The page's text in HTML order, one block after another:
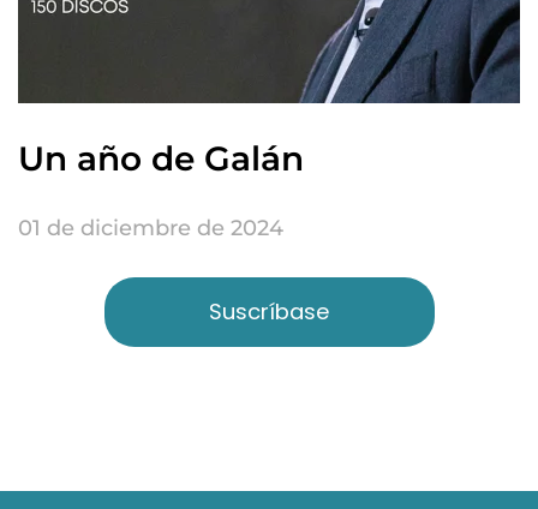
Un año de Galán
01 de diciembre de 2024
Suscríbase